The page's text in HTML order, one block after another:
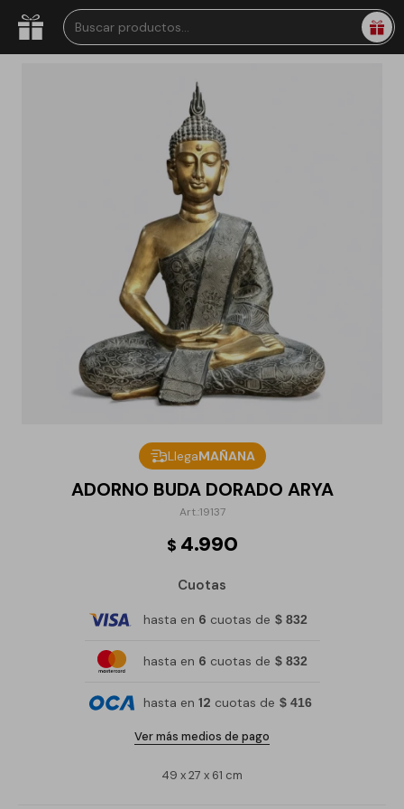
LlegaMAÑANA
ADORNO BUDA DORADO ARYA
19137
$ 4.990
Cuotas
hasta en 6 cuotas de $ 832
hasta en 6 cuotas de $ 832
hasta en 12 cuotas de $ 416
Ver más medios de pago
49 x 27 x 61 cm